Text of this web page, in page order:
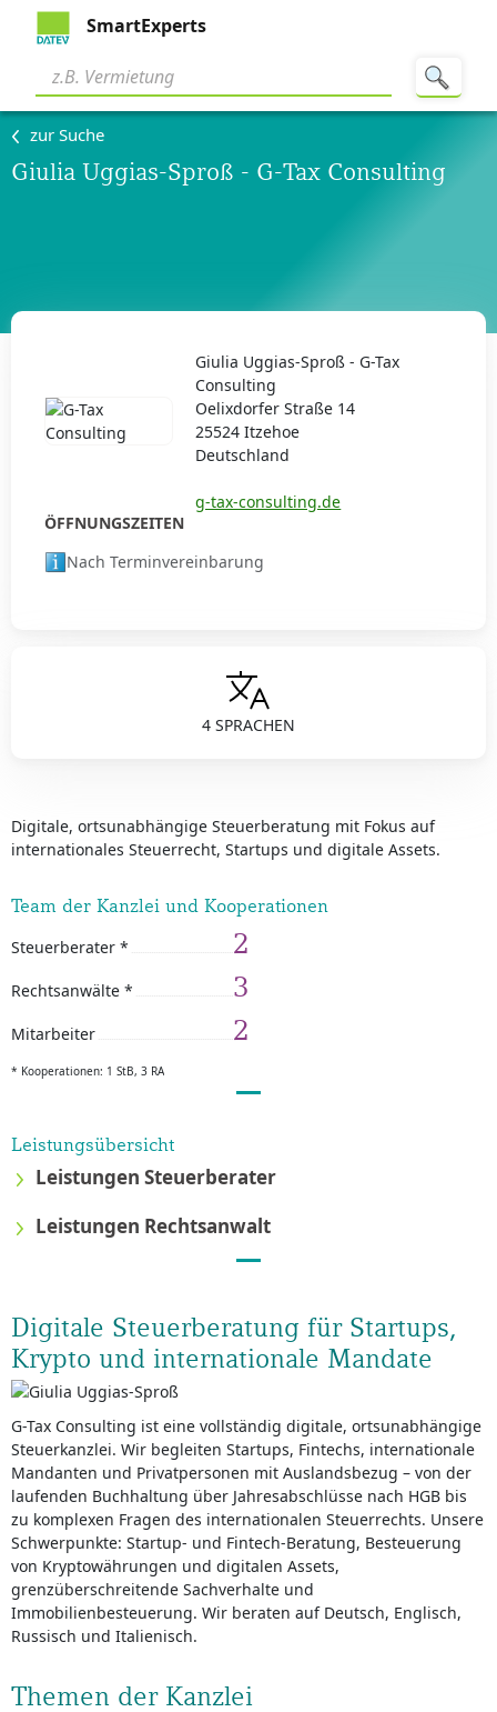
SmartExperts
zur Suche
Giulia Uggias-Sproß - G-Tax Consulting
4 SPRACHEN
Digitale, ortsunabhängige Steuerberatung mit Fokus auf
internationales Steuerrecht, Startups und digitale Assets.
Team der Kanzlei und Kooperationen
Steuerberater * 2
Rechtsanwälte * 3
Mitarbeiter 2
* Kooperationen: 1 StB, 3 RA
Leistungsübersicht
Leistungen Steuerberater
Leistungen Rechtsanwalt
Digitale Steuerberatung für Startups,
Krypto und internationale Mandate
G-Tax Consulting ist eine vollständig digitale, ortsunabhängige
Steuerkanzlei. Wir begleiten Startups, Fintechs, internationale
Mandanten und Privatpersonen mit Auslandsbezug – von der
laufenden Buchhaltung über Jahresabschlüsse nach HGB bis
zu komplexen Fragen des internationalen Steuerrechts. Unsere
Schwerpunkte: Startup- und Fintech-Beratung, Besteuerung
von Kryptowährungen und digitalen Assets,
grenzüberschreitende Sachverhalte und
Immobilienbesteuerung. Wir beraten auf Deutsch, Englisch,
Russisch und Italienisch.
Themen der Kanzlei
Giulia Uggias-Sproß - G-Tax
Consulting
Oelixdorfer Straße 14
25524 Itzehoe
Deutschland
g-tax-consulting.de
ÖFFNUNGSZEITEN
Nach Terminvereinbarung